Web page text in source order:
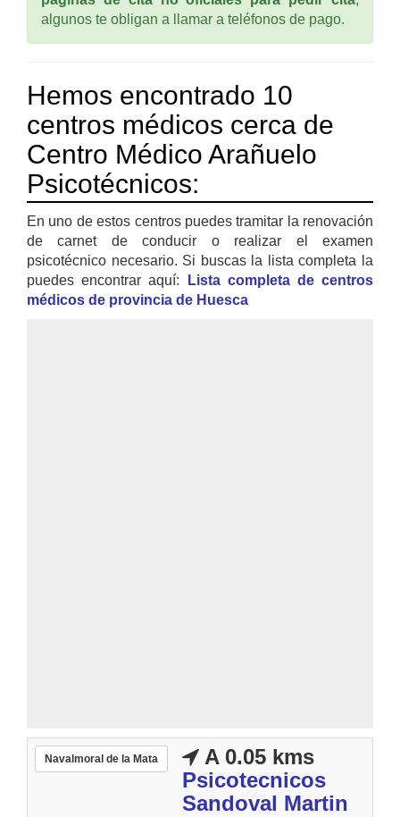
algunos te obligan a llamar a teléfonos de pago.
Hemos encontrado 10
centros médicos cerca de
Centro Médico Arañuelo
Psicotécnicos:
En uno de estos centros puedes tramitar la renovación
de carnet de conducir o realizar el examen
psicotécnico necesario. Si buscas la lista completa la
puedes encontrar aquí:
Lista completa de centros
médicos de provincia de Huesca
Navalmoral de la Mata
A 0.05 kms
Psicotecnicos
Sandoval Martin